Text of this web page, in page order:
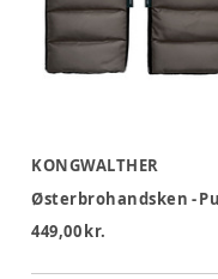
KONGWALTHER
449,00 kr.